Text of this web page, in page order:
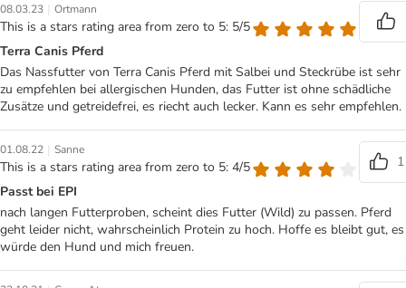
08.03.23 | Ortmann
This is a stars rating area from zero to 5: 5/5
Terra Canis Pferd
Das Nassfutter von Terra Canis Pferd mit Salbei und Steckrübe ist sehr
zu empfehlen bei allergischen Hunden, das Futter ist ohne schädliche
Zusätze und getreidefrei, es riecht auch lecker. Kann es sehr empfehlen.
01.08.22 | Sanne
This is a stars rating area from zero to 5: 4/5
1
Passt bei EPI
nach langen Futterproben, scheint dies Futter (Wild) zu passen. Pferd
geht leider nicht, wahrscheinlich Protein zu hoch. Hoffe es bleibt gut, es
würde den Hund und mich freuen.